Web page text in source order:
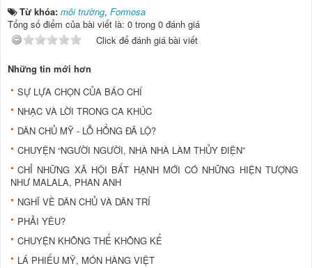
Từ khóa: môi trường, Formosa
Tổng số điểm của bài viết là: 0 trong 0 đánh giá
Click để đánh giá bài viết
Những tin mới hơn
SỰ LỰA CHỌN CỦA BÁO CHÍ
NHẠC VÀ LỜI TRONG CA KHÚC
DÂN CHỦ MỸ - LỖ HỔNG ĐÃ LỘ?
CHUYỆN “NGƯỜI NGƯỜI, NHÀ NHÀ LÀM THỦY ĐIỆN”
CHỈ NHỮNG XÃ HỘI BẤT HẠNH MỚI CÓ NHỮNG HIỆN TƯỢNG
NHƯ MALALA, PHAN ANH
NGHĨ VỀ DÂN CHỦ VÀ DÂN TRÍ
PHẢI YÊU?
CHUYỆN KHÔNG THỂ KHÔNG KỂ
LÁ PHIẾU MỸ, MÓN HÀNG VIỆT